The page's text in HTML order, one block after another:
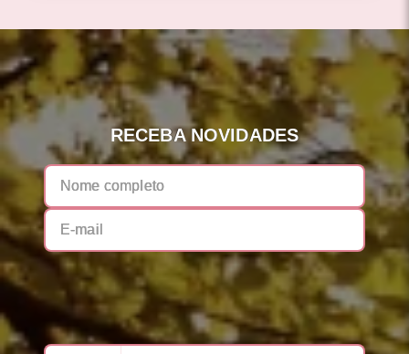
RECEBA NOVIDADES